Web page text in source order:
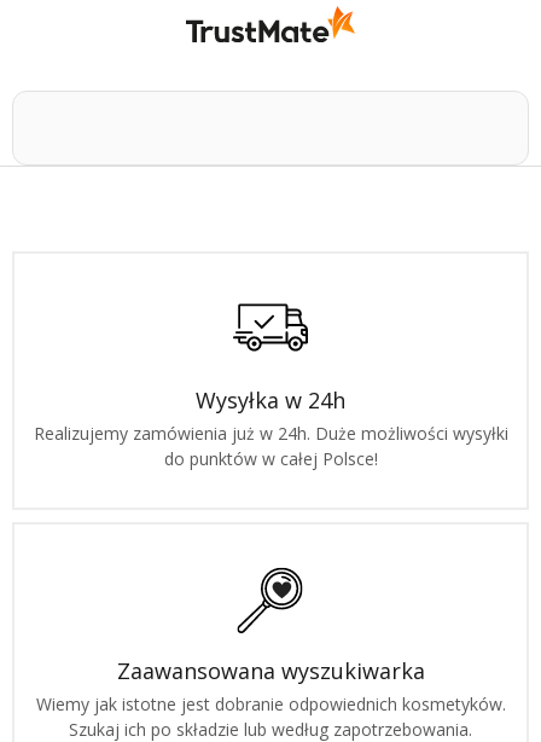
takich klientów. Z pozdrowieniami, obsługa
Wysyłka w 24h
Realizujemy zamówienia już w 24h. Duże możliwości wysyłki
do punktów w całej Polsce!
Zaawansowana wyszukiwarka
Wiemy jak istotne jest dobranie odpowiednich kosmetyków.
Szukaj ich po składzie lub według zapotrzebowania.